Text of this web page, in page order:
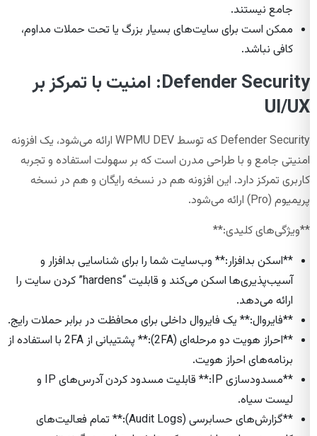
جامع نیستند.
ممکن است برای سایت‌های بسیار بزرگ یا تحت حملات مداوم،
کافی نباشد.
Defender Security: امنیت با تمرکز بر
UI/UX
Defender Security که توسط WPMU DEV ارائه می‌شود، یک افزونه
امنیتی جامع و با طراحی مدرن است که بر سهولت استفاده و تجربه
کاربری تمرکز دارد. این افزونه هم در نسخه رایگان و هم در نسخه
پریمیوم (Pro) ارائه می‌شود.
**ویژگی‌های کلیدی:**
**اسکن بدافزار:** وب‌سایت شما را برای شناسایی بدافزار و
آسیب‌پذیری‌ها اسکن می‌کند و قابلیت “hardens” کردن سایت را
ارائه می‌دهد.
**فایروال:** یک فایروال داخلی برای محافظت در برابر حملات رایج.
**احراز هویت دو مرحله‌ای (2FA):** پشتیبانی از 2FA با استفاده از
برنامه‌های احراز هویت.
**مسدودسازی IP:** قابلیت مسدود کردن آدرس‌های IP و
لیست سیاه.
**گزارش‌های حسابرسی (Audit Logs):** تمام فعالیت‌های